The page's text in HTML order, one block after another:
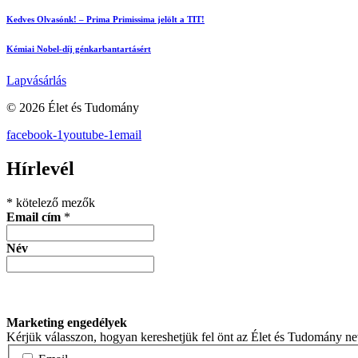
Kedves Olvasónk! – Prima Primissima jelölt a TIT!
Kémiai Nobel-díj génkarbantartásért
Lapvásárlás
© 2026 Élet és Tudomány
facebook-1youtube-1email
Hírlevél
* kötelező mezők
Email cím *
Név
Marketing engedélyek
Kérjük válasszon, hogyan kereshetjük fel önt az Élet és Tudomány